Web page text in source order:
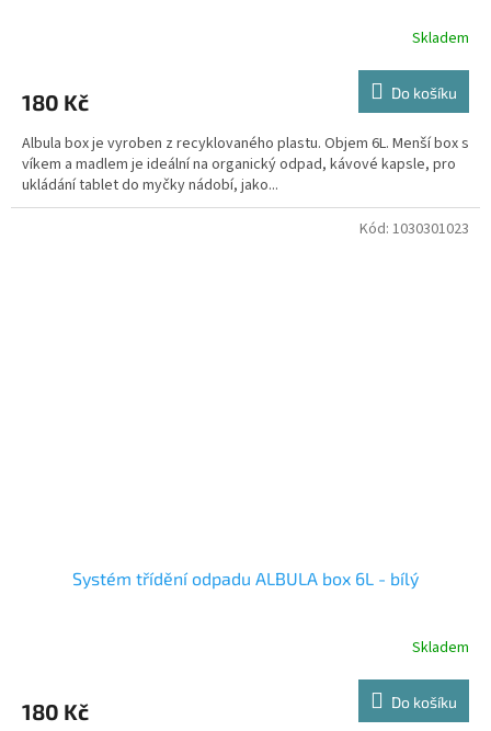
Skladem
180 Kč Do košíku
Albula box je vyroben z recyklovaného plastu. Objem 6L. Menší box s
víkem a madlem je ideální na organický odpad, kávové kapsle, pro
ukládání tablet do myčky nádobí, jako...
Systém třídění odpadu ALBULA box 6L - bílý
Skladem
180 Kč Do košíku
Kód: 1030301023